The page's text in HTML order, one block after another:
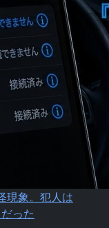
現象。犯人は
った